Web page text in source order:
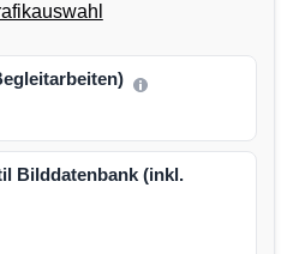
Bilddatenbank (inkl.